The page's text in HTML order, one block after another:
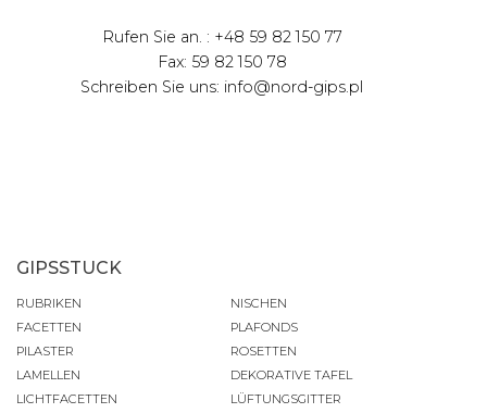
Rufen Sie an. : +48 59 82 150 77
Fax: 59 82 150 78
Schreiben Sie uns: info@nord-gips.pl
GIPSSTUCK
RUBRIKEN
FACETTEN
PILASTER
LAMELLEN
LICHTFACETTEN
NISCHEN
PLAFONDS
ROSETTEN
DEKORATIVE TAFEL
LÜFTUNGSGITTER